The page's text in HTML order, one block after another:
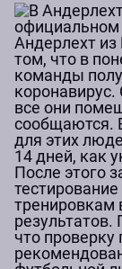
официальном
Андерлехт из
том, что в
команды
коронавирус.
все они
сообщаются.
для этих
14 дней, как
После этого
тестирование
тренировкам
результатов.
что проверку